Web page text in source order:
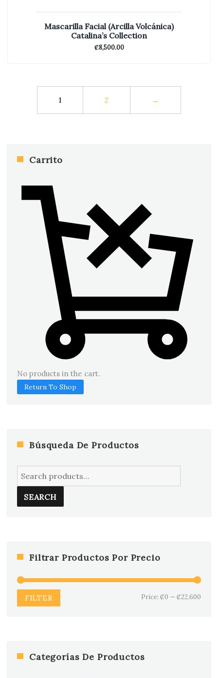
Mascarilla Facial (Arcilla Volcánica)
Catalina’s Collection
₡8,500.00
1 2 →
Carrito
No products in the cart.
Return To Shop
Búsqueda De Productos
SEARCH
Filtrar Productos Por Precio
FILTER Price: ₡0 — ₡22,600
Categorías De Productos